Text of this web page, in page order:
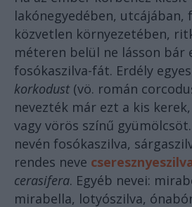
lakónegyedében, utcájában,
közvetlen környezetében,
méteren belül ne lásson bár
fosókaszilva-fát. Erdély
korkodust(vö. román
nevezték már ezt a kis
vagy vörös színű
nevén fosókaszilva,
rendes neve
cerasifera. Egyéb nevei:
mirabella, lotyószilva,